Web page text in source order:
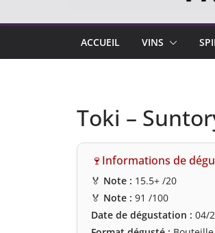
ACCUEIL VINS
Toki –
🍷Informations de
🏅 Note : 15.5+ /20
🏅 Note : 91 /100
Date de dégustation : 04/